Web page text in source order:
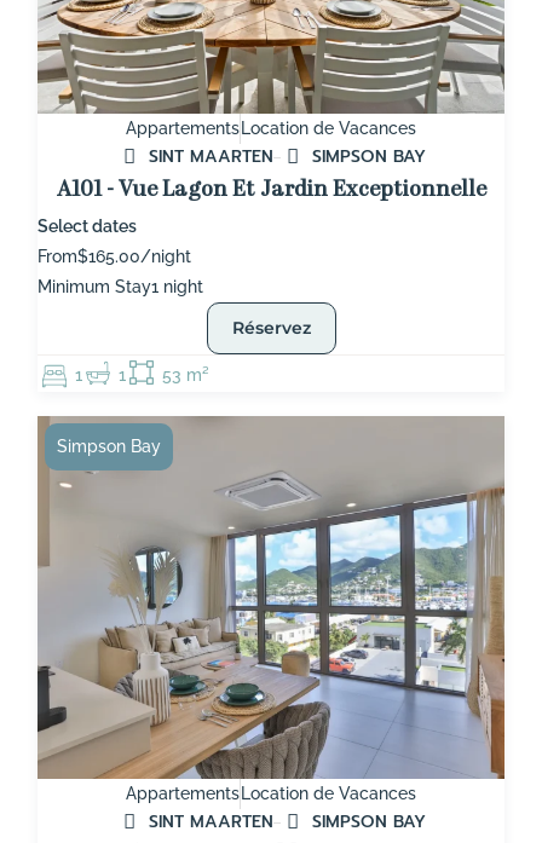
Appartements Location de Vacances
SINT MAARTEN
SIMPSON BAY
A101 - Vue Lagon Et Jardin Exceptionnelle
Select dates
From$165.00/night
Minimum Stay1 night
Réservez
1 1 53 m²
Appartements Location de Vacances
SINT MAARTEN
SIMPSON BAY
Simpson Bay